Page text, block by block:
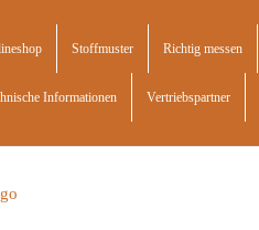
Stoffmuster Richtig messen
Informationen Vertriebspartner